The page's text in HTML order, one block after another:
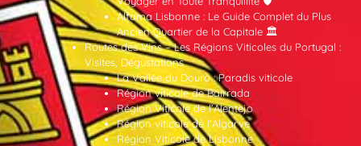
Alfama Lisbonne : Le Guide Complet du Plus
Ancien Quartier de la Capitale 🏛️
Routes des Vins – Les Régions Viticoles du Portugal :
Visites, Dégustations
La Vallée du Douro : Paradis viticole
Région viticole de Bairrada
Région Viticole de l’Alentejo
Région viticole de l’Algarve
Région Viticole de Lisbonne